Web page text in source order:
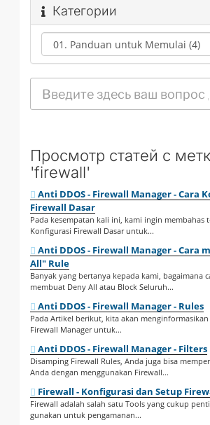
Категории
Просмотр статей с
'firewall'
Anti DDOS - Firewall Manager - Cara
Firewall Dasar
Pada kesempatan kali ini, kami ingin membahas
Konfigurasi Firewall Dasar untuk...
Anti DDOS - Firewall Manager - Cara
All" Rule
Banyak yang bertanya kepada kami, bagaimana
membuat Deny All atau Block Seluruh...
Anti DDOS - Firewall Manager - Rules
Pada Artikel berikut, kita akan
Firewall Manager untuk...
Anti DDOS - Firewall Manager - Filters
Disamping Firewall Rules, Anda juga bisa
Anda dengan menggunakan Firewall...
Firewall - Konfigurasi dan Setup
Firewall adalah salah satu Tools yang cukup
gunakan untuk pengamanan...